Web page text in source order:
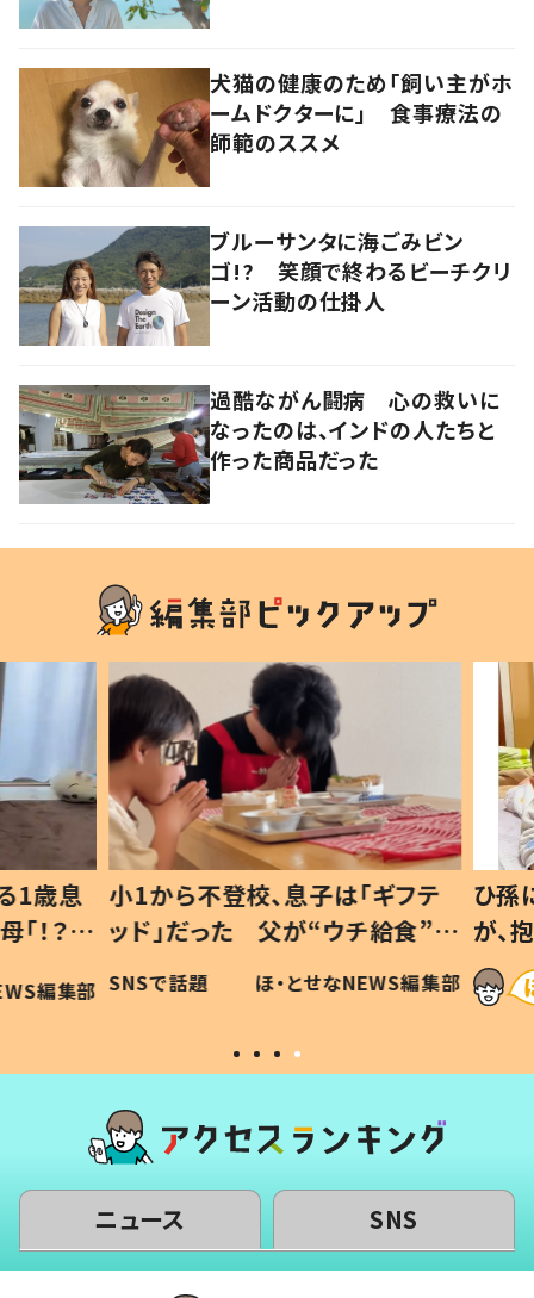
犬猫の健康のため「飼い主がホ
ームドクターに」 食事療法の
師範のススメ
ブルーサンタに海ごみビン
ゴ!? 笑顔で終わるビーチクリ
ーン活動の仕掛人
過酷ながん闘病 心の救いに
なったのは、インドの人たちと
作った商品だった
歳息
？」
編集部
小1から不登校、息子は「ギフテ
ッド」だった 父が“ウチ給食”を
作り続ける理由とは #令和の親
#令和の子
SNSで話題 ほ・とせなNEWS編集部
ひ孫
が、抱
「涙が
い」
ニュース SNS